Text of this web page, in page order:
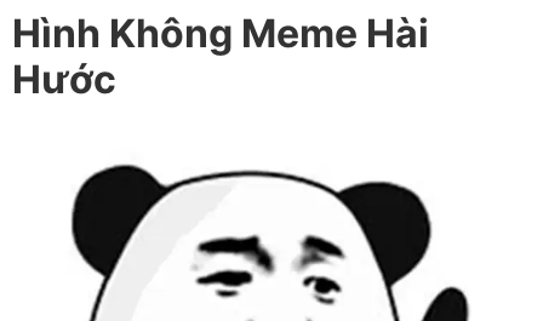
Hình Không Meme Hài
Hước